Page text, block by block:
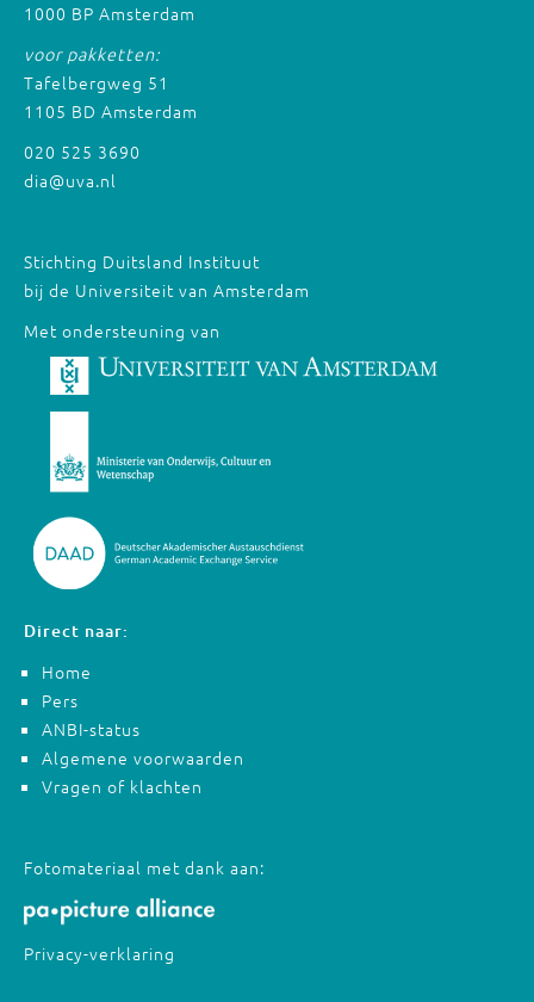
1000 BP Amsterdam
voor pakketten:
Tafelbergweg 51
1105 BD Amsterdam
020 525 3690
dia@uva.nl
Stichting Duitsland Instituut
bij de Universiteit van Amsterdam
Met ondersteuning van
Direct naar:
Home
Pers
ANBI-status
Algemene voorwaarden
Vragen of klachten
Fotomateriaal met dank aan:
Privacy-verklaring